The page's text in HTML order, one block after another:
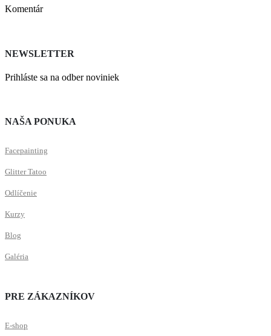
Komentár
NEWSLETTER
Prihláste sa na odber noviniek
NAŠA PONUKA
Facepainting
Glitter Tatoo
Odlíčenie
Kurzy
Blog
Galéria
PRE ZÁKAZNÍKOV
E-shop